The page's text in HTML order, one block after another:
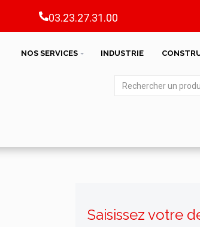
03.23.27.31.00
NOS SERVICES INDUSTRIE
Saisissez votre